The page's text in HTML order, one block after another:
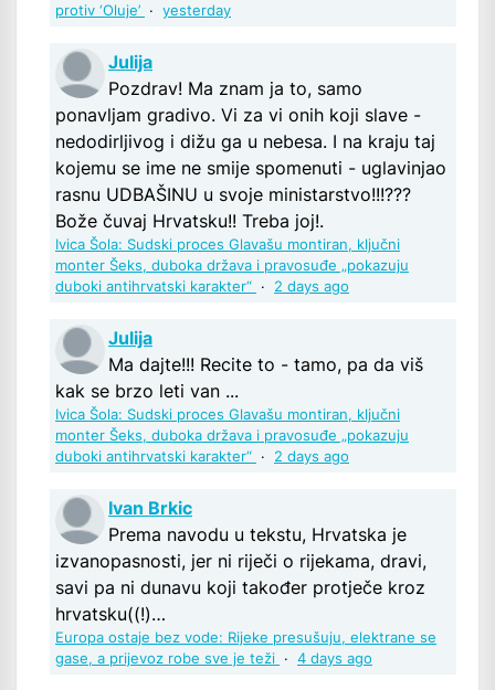
protiv ‘Oluje’ · yesterday
Julija
Pozdrav! Ma znam ja to, samo
ponavljam gradivo. Vi za vi onih koji slave -
nedodirljivog i dižu ga u nebesa. I na kraju taj
kojemu se ime ne smije spomenuti - uglavinjao
rasnu UDBAŠINU u svoje ministarstvo!!!???
Bože čuvaj Hrvatsku!! Treba joj!.
Ivica Šola: Sudski proces Glavašu montiran, ključni
monter Šeks, duboka država i pravosuđe „pokazuju
duboki antihrvatski karakter“ · 2 days ago
Julija
Ma dajte!!! Recite to - tamo, pa da viš
kak se brzo leti van ...
Ivica Šola: Sudski proces Glavašu montiran, ključni
monter Šeks, duboka država i pravosuđe „pokazuju
duboki antihrvatski karakter“ · 2 days ago
Ivan Brkic
Prema navodu u tekstu, Hrvatska je
izvanopasnosti, jer ni riječi o rijekama, dravi,
savi pa ni dunavu koji također protječe kroz
hrvatsku((!)…
Europa ostaje bez vode: Rijeke presušuju, elektrane se
gase, a prijevoz robe sve je teži · 4 days ago